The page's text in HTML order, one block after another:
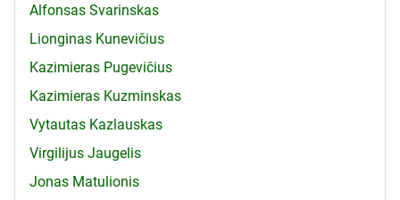
Alfonsas Svarinskas
Lionginas Kunevičius
Kazimieras Pugevičius
Kazimieras Kuzminskas
Vytautas Kazlauskas
Virgilijus Jaugelis
Jonas Matulionis